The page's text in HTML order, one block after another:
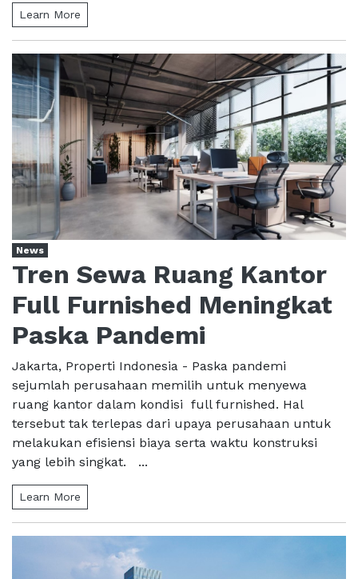
Learn More
News
Tren Sewa Ruang Kantor
Full Furnished Meningkat
Paska Pandemi
Jakarta, Properti Indonesia - Paska pandemi
sejumlah perusahaan memilih untuk menyewa
ruang kantor dalam kondisi full furnished. Hal
tersebut tak terlepas dari upaya perusahaan untuk
melakukan efisiensi biaya serta waktu konstruksi
yang lebih singkat. ...
Learn More